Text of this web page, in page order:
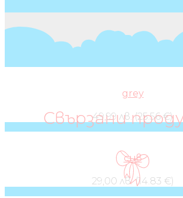
Свързани
grey
49,99 лв. (25.56 €)
сив
29,00 лв. (14.83 €)